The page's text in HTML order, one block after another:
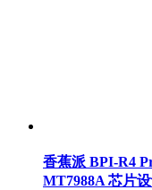
香蕉派 BPI-R4
MT7988A 芯片